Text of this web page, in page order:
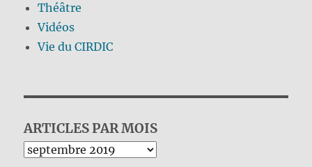
Théâtre
Vidéos
Vie du CIRDIC
ARTICLES PAR MOIS
Archives